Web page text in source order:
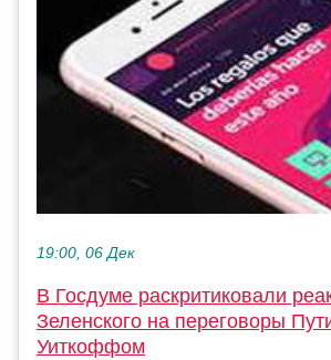
19:00, 06 Дек
В Госдуме раскритиковали
Зеленского на переговоры
Уиткоффом